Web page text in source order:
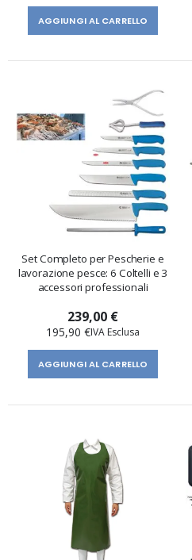
AGGIUNGI AL CARRELLO
Set Completo per Pescherie e
lavorazione pesce: 6 Coltelli e 3
accessori professionali
239,00 €
195,90 €
AGGIUNGI AL CARRELLO